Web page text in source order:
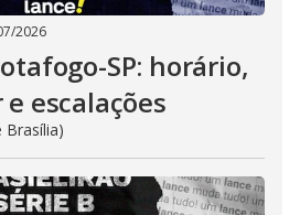
2026
SP: horário,
escalações
Brasília)